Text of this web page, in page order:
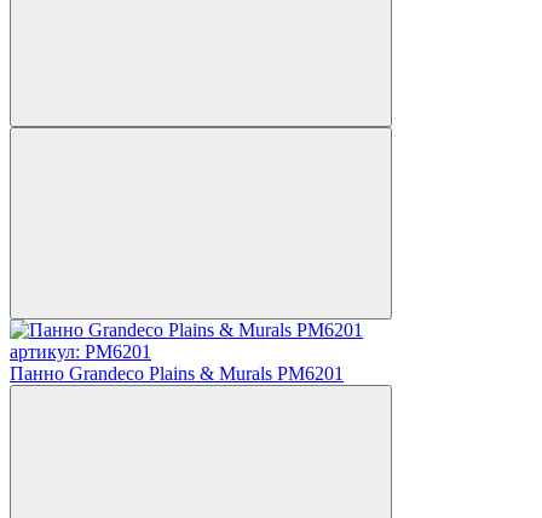
артикул: PM6201
Панно Grandeco Plains & Murals PM6201